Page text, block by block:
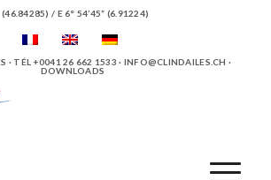
(46.84285) / E 6° 54’45” (6.91224)
· TÉL +0041 26 662 1533 · INFO@CLINDAILES.CH ·
DOWNLOADS